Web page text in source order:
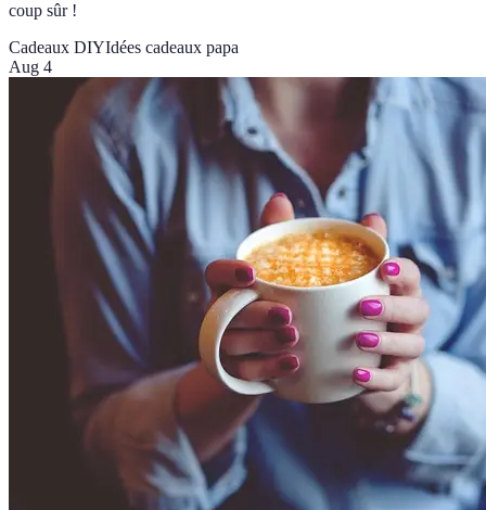
coup sûr !
Cadeaux DIYIdées cadeaux papa
Aug 4